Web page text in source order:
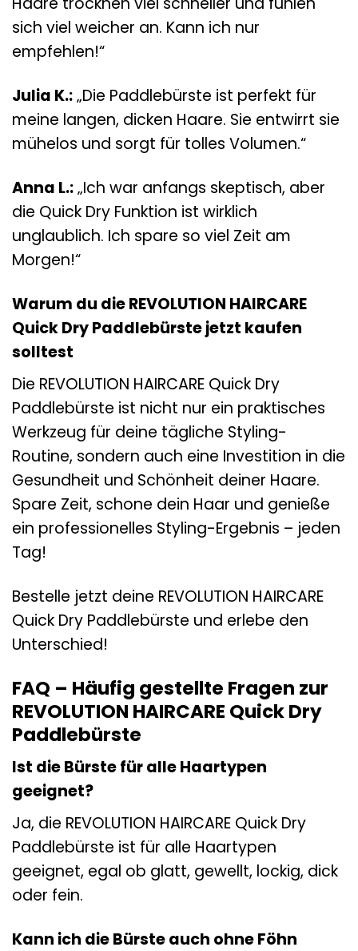
sich viel weicher an. Kann ich nur
empfehlen!“
Julia K.:„Die Paddlebürste ist perfekt für
meine langen, dicken Haare. Sie entwirrt sie
mühelos und sorgt für tolles Volumen.“
Anna L.:„Ich war anfangs skeptisch, aber
die Quick Dry Funktion ist wirklich
unglaublich. Ich spare so viel Zeit am
Morgen!“
Warum du die REVOLUTION HAIRCARE
Quick Dry Paddlebürste jetzt kaufen
solltest
Die REVOLUTION HAIRCARE Quick Dry
Paddlebürste ist nicht nur ein praktisches
Werkzeug für deine tägliche Styling-
Routine, sondern auch eine Investition in die
Gesundheit und Schönheit deiner Haare.
Spare Zeit, schone dein Haar und genieße
ein professionelles Styling-Ergebnis – jeden
Tag!
Bestelle jetzt deine REVOLUTION HAIRCARE
Quick Dry Paddlebürste und erlebe den
Unterschied!
FAQ – Häufig gestellte Fragen zur
REVOLUTION HAIRCARE Quick Dry
Paddlebürste
Ist die Bürste für alle Haartypen
geeignet?
Ja, die REVOLUTION HAIRCARE Quick Dry
Paddlebürste ist für alle Haartypen
geeignet, egal ob glatt, gewellt, lockig, dick
oder fein.
Kann ich die Bürste auch ohne Föhn